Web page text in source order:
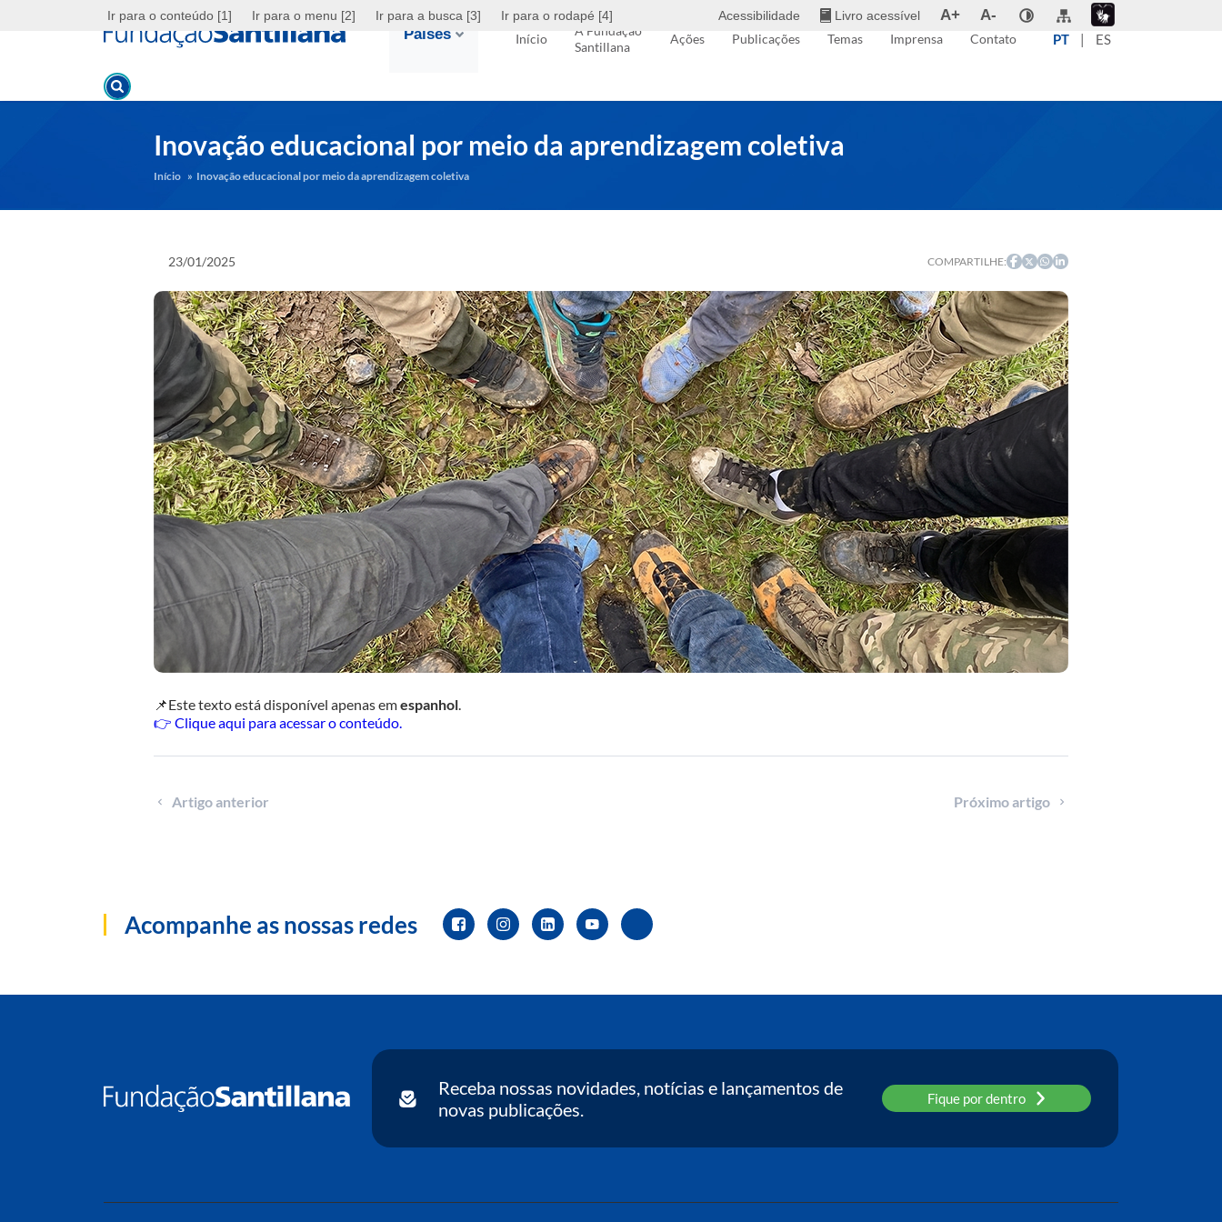
Ir para o conteúdo [1] Ir para o menu [2] Ir para a busca [3] Ir para o rodapé [4] Acessibilidade Livro acessível A+
A-
Países
Início
A Fundação
Santillana
Ações Publicações Temas Imprensa Contato PT | ES
Inovação educacional por meio da aprendizagem coletiva
Início » Inovação educacional por meio da aprendizagem coletiva
23/01/2025 COMPARTILHE:
📌Este texto está disponível apenas emespanhol.
👉 Clique aqui para acessar o conteúdo.
Artigo anterior Próximo artigo
Acompanhe as nossas redes
Receba nossas novidades, notícias e lançamentos de
novas publicações.
Fique por dentro